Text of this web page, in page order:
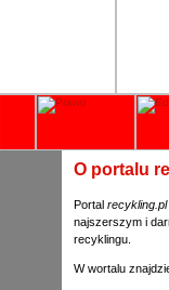
O portalu
Portal recykling.pl
najszerszym i
recyklingu.
W wortalu